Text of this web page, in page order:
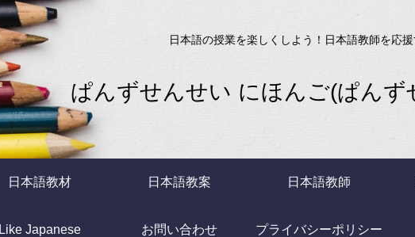
日本語の授業を楽しくしよう！日本語教師を応
ぱんずせんせい にほんご(ぱんず
日本語教材 日本語教案 日本語教師
Like Japanese お問い合わせ プライバシーポリシー